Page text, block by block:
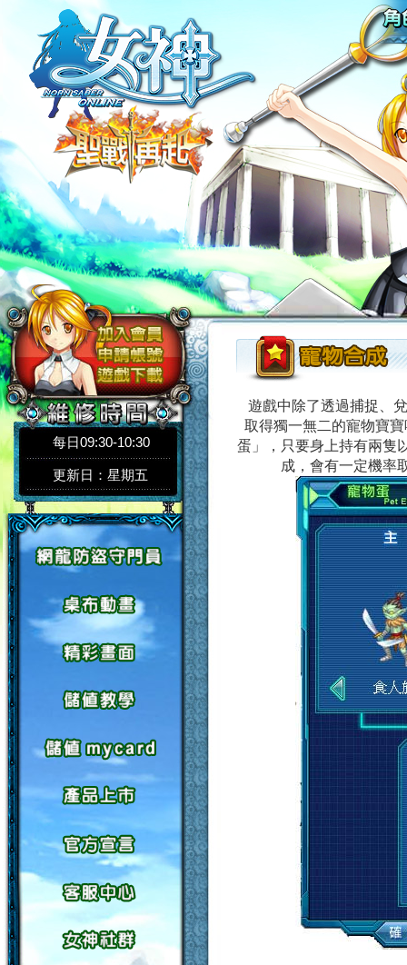
每日09:30-10:30
更新日：星期五
遊戲中除了透過捕捉、
取得獨一無二的寵物寶
蛋」，只要身上持有兩隻
成，會有一定機率